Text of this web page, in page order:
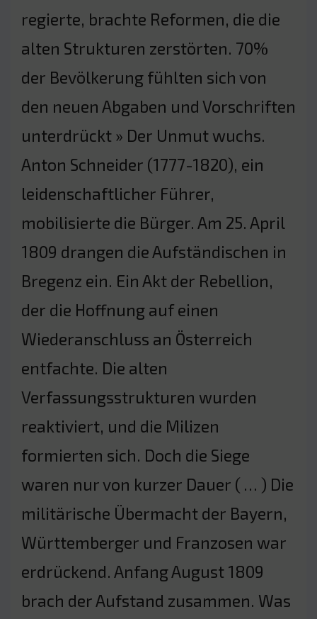
regierte, brachte Reformen, die die
alten Strukturen zerstörten. 70%
der Bevölkerung fühlten sich von
den neuen Abgaben und Vorschriften
unterdrückt » Der Unmut wuchs.
Anton Schneider (1777-1820), ein
leidenschaftlicher Führer,
mobilisierte die Bürger. Am 25. April
1809 drangen die Aufständischen in
Bregenz ein. Ein Akt der Rebellion,
der die Hoffnung auf einen
Wiederanschluss an Österreich
entfachte. Die alten
Verfassungsstrukturen wurden
reaktiviert, und die Milizen
formierten sich. Doch die Siege
waren nur von kurzer Dauer ( … ) Die
militärische Übermacht der Bayern,
Württemberger und Franzosen war
erdrückend. Anfang August 1809
brach der Aufstand zusammen. Was